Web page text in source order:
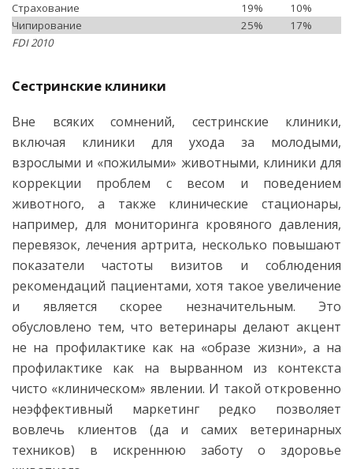
Страхование
19%
10%
Чипирование
25%
17%
FDI 2010
Сестринские клиники
Вне всяких сомнений, сестринские клиники,
включая клиники для ухода за молодыми,
взрослыми и «пожилыми» животными, клиники для
коррекции проблем с весом и поведением
животного, а также клинические стационары,
например, для мониторинга кровяного давления,
перевязок, лечения артрита, несколько повышают
показатели частоты визитов и соблюдения
рекомендаций пациентами, хотя такое увеличение
и является скорее незначительным. Это
обусловлено тем, что ветеринары делают акцент
не на профилактике как на «образе жизни», а на
профилактике как на вырванном из контекста
чисто «клиническом» явлении. И такой откровенно
неэффективный маркетинг редко позволяет
вовлечь клиентов (да и самих ветеринарных
техников) в искреннюю заботу о здоровье